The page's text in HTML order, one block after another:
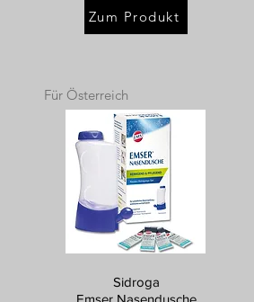
Zum Produkt
Für Österreich
Sidroga
Emser Nasendusche